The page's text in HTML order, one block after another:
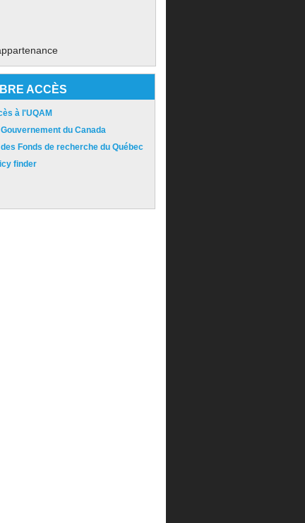
ACCÈS
à l'UQAM
du Canada
Fonds de recherche du Québec
finder